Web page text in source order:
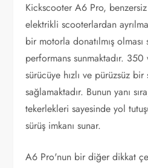
Kickscooter A6 Pro,
elektrikli scooterlardan
bir motorla donatılmış olması
performans sunmaktadır.
sürücüye hızlı ve pürüzsüz
sağlamaktadır. Bunun yanı
tekerlekleri sayesinde yol
sürüş imkanı sunar.
A6 Pro'nun bir diğer dikkat